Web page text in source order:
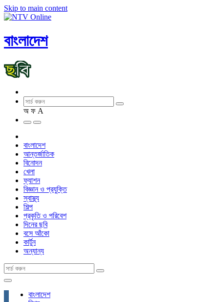
Skip to main content
বাংলাদেশ
অ ফ A
বাংলাদেশ
আন্তর্জাতিক
বিনোদন
খেলা
ফ্যাশন
বিজ্ঞান ও প্রযুক্তি
স্বাস্থ্য
শিল্প
প্রকৃতি ও পরিবেশ
দিনের ছবি
বসে আঁকো
কার্টুন
অন্যান্য
বাংলাদেশ